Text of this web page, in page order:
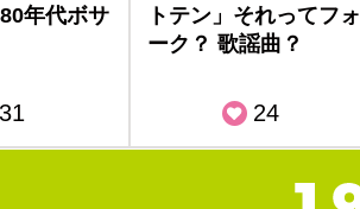
年代ボサ
31
トテン」それってフォ
ーク？ 歌謡曲？
24